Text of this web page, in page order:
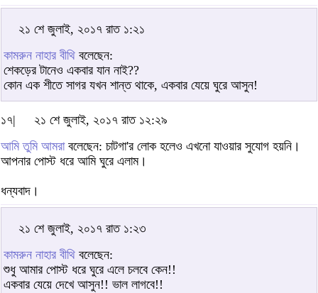
২১ শে জুলাই, ২০১৭ রাত ১:২১
কামরুন নাহার বীথি বলেছেন:
শেকড়ের টানেও একবার যান নাই??
কোন এক শীতে সাগর যখন শান্ত থাকে, একবার যেয়ে ঘুরে আসুন!
১৭|
২১ শে জুলাই, ২০১৭ রাত ১২:২৯
আমি তুমি আমরাবলেছেন: চাটগা'র লোক হলেও এখনো যাওয়ার সুযোগ হয়নি।
আপনার পোস্ট ধরে আমি ঘুরে এলাম।
ধন্যবাদ।
২১ শে জুলাই, ২০১৭ রাত ১:২৩
কামরুন নাহার বীথি বলেছেন:
শুধু আমার পোস্ট ধরে ঘুরে এলে চলবে কেন!!
একবার যেয়ে দেখে আসুন!! ভাল লাগবে!!